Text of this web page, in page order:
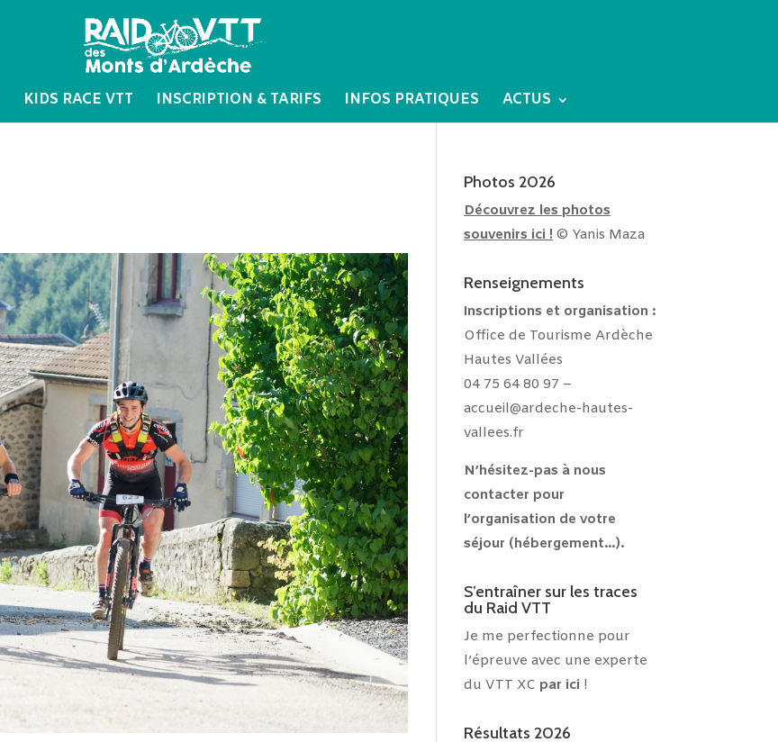
KIDS RACE VTT INSCRIPTION & TARIFS INFOS PRATIQUES ACTUS
Photos 2026
Découvrez les photos
souvenirs ici !© Yanis Maza
Renseignements
Inscriptions et organisation :
Office de Tourisme Ardèche
Hautes Vallées
04 75 64 80 97 –
accueil@ardeche-hautes-
vallees.fr
N’hésitez-pas à nous
contacter pour
l’organisation de votre
séjour (hébergement…).
S’entraîner sur les traces
du Raid VTT
Je me perfectionne pour
l’épreuve avec une experte
du VTT XC par ici !
Résultats 2026